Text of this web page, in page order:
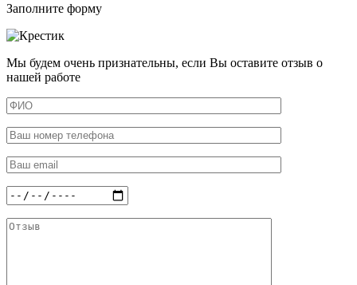
Заполните форму
Мы будем очень признательны, если Вы оставите отзыв о
нашей работе